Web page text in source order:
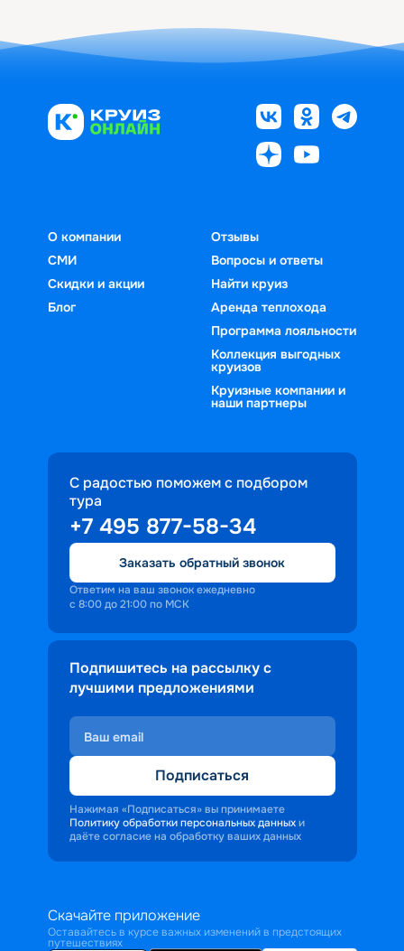
О компании
СМИ
Скидки и акции
Блог
Отзывы
Вопросы и ответы
Найти круиз
Аренда теплохода
Программа лояльности
Коллекция выгодных
круизов
Круизные компании и
наши партнеры
С радостью поможем с подбором
тура
+7 495 877-58-34
Заказать обратный звонок
Ответим на ваш звонок ежедневно
с 8:00 до 21:00 по МСК
Подпишитесь на рассылку с
лучшими предложениями
Подписаться
Нажимая «Подписаться» вы принимаете
Политику обработки персональных данных и
даёте согласие на обработку ваших данных
Скачайте приложение
Оставайтесь в курсе важных изменений в предстоящих
путешествиях